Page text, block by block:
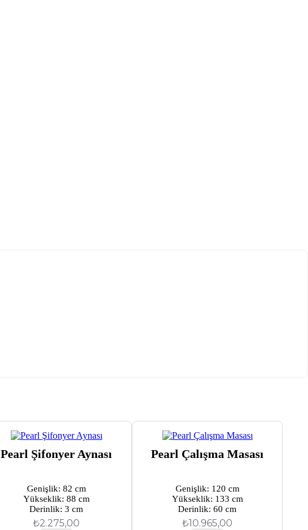
Pearl Şifonyer Aynası
Genişlik: 82 cm
Yükseklik: 88 cm
Derinlik: 3 cm
₺2.275,00
Pearl Çalışma Masası
Genişlik: 120 cm
Yükseklik: 133 cm
Derinlik: 60 cm
₺10.965,00